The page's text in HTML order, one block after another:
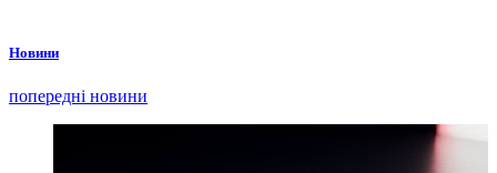
Новини
попередні новини